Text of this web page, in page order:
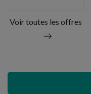
Voir toutes les offres